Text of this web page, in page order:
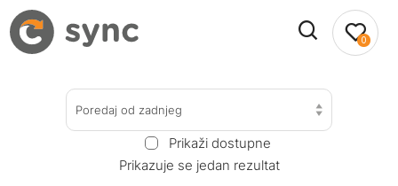
0
Poredaj od zadnjeg
Prikaži dostupne
Prikazuje se jedan rezultat